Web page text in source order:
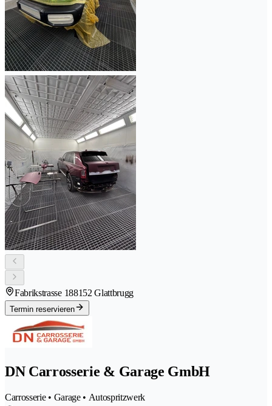
Fabrikstrasse 188152 Glattbrugg
Termin reservieren
DN Carrosserie & Garage GmbH
Carrosserie • Garage • Autospritzwerk